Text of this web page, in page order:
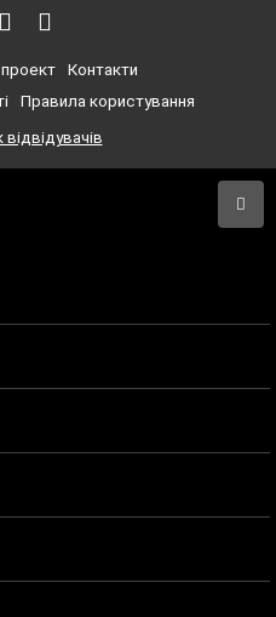
Контакти
Правила користування